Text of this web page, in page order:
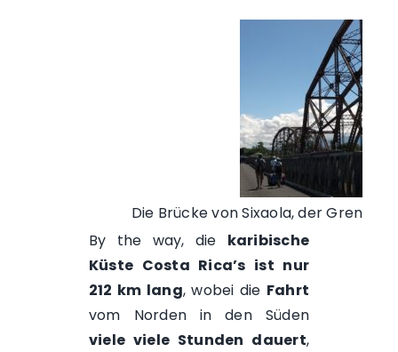
Die Brücke von Sixaola, der
By the way, die karibische
Küste Costa Rica’s ist nur
212 km lang, wobei die Fahrt
vom Norden in den Süden
viele viele Stunden dauert,